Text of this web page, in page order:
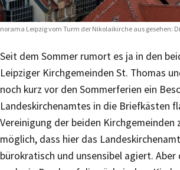
Leipzig vom Turm der Nikolaikirche aus gesehen:
Seit dem Sommer rumort es ja in den
Leipziger Kirchgemeinden St. Thomas
noch kurz vor den Sommerferien ein
Landeskirchenamtes in die Briefkästen
Vereinigung der beiden Kirchgemeinden
möglich, dass hier das
bürokratisch und unsensibel agiert.